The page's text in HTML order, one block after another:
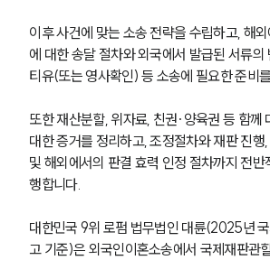
이후 사건에 맞는 소송 전략을 수립하고, 해
에 대한 송달 절차와 외국에서 발급된 서류
티유(또는 영사확인) 등 소송에 필요한 준비
또한 재산분할, 위자료, 친권·양육권 등 함께
대한 증거를 정리하고, 조정절차와 재판 진
및 해외에서의 판결 효력 인정 절차까지 전반
행합니다.
대한민국 9위 로펌 법무법인 대륜(2025년
고 기준)은 외국인이혼소송에서 국제재판관